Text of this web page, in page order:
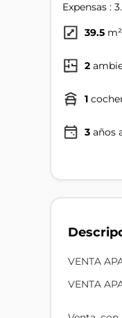
Expensas :
39.5
2
1
3 años
VENTA
VENTA